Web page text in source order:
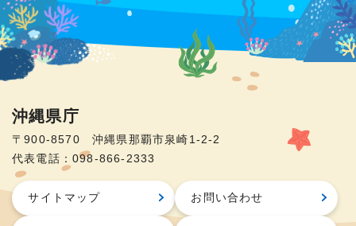
沖縄県庁
〒900-8570 沖縄県那覇市泉崎1-2-2
代表電話：098-866-2333
サイトマップ お問い合わせ